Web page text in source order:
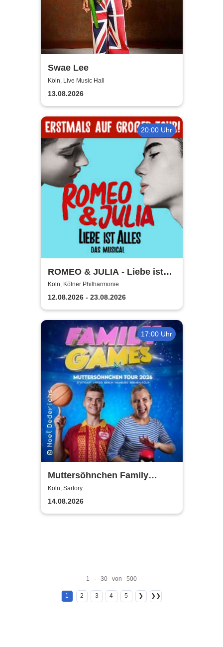
Swae Lee
Köln, Live Music Hall
13.08.2026
20:00 Uhr
ROMEO & JULIA - Liebe ist
alles - Die Tour
Köln, Kölner Philharmonie
12.08.2026 - 23.08.2026
17:00 Uhr
Muttersöhnchen Family
Games 2026
Köln, Sartory
14.08.2026
1 - 30 von 500
1 2 3 4 5 ❯ ❯❯